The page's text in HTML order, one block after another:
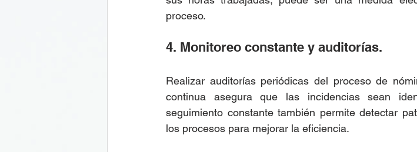
proceso.
4. Monitoreo constante y auditorías.
Realizar auditorías periódicas del proceso de
continua asegura que las incidencias sean
seguimiento constante también permite detectar
los procesos para mejorar la eficiencia.